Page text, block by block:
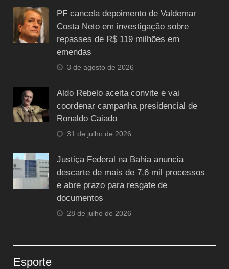
PF cancela depoimento de Valdemar
Costa Neto em investigação sobre
repasses de R$ 119 milhões em
emendas
3 de agosto de 2026
Aldo Rebelo aceita convite e vai
coordenar campanha presidencial de
Ronaldo Caiado
31 de julho de 2026
Justiça Federal na Bahia anuncia
descarte de mais de 7,6 mil processos
e abre prazo para resgate de
documentos
28 de julho de 2026
Esporte